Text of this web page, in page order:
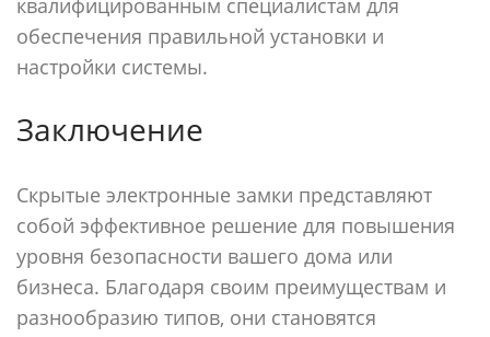
квалифицированным специалистам для
обеспечения правильной установки и
настройки системы.
Заключение
Скрытые электронные замки представляют
собой эффективное решение для повышения
уровня безопасности вашего дома или
бизнеса. Благодаря своим преимуществам и
разнообразию типов, они становятся